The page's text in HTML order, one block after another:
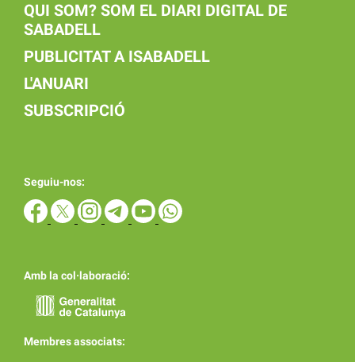
QUI SOM? SOM EL DIARI DIGITAL DE
SABADELL
PUBLICITAT A ISABADELL
L'ANUARI
SUBSCRIPCIÓ
Seguiu-nos:
Amb la col·laboració:
Membres associats: